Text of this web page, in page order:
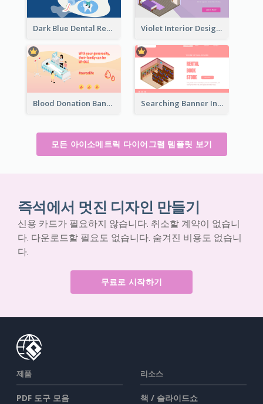
Dark Blue Dental Registration Page With Isometric Graphics Violet Interior Design Banner With Isometric Diagram
Blood Donation Banner With Isometric Diagram Searching Banner In Book Store Website
모든 아이소메트릭 다이어그램 템플릿 보기
즉석에서 멋진 디자인 만들기
신용 카드가 필요하지 않습니다. 취소할 계약이 없습니
다. 다운로드할 필요도 없습니다. 숨겨진 비용도 없습니
다.
무료로 시작하기
제품
PDF 도구 모음
리소스
책 / 슬라이드쇼